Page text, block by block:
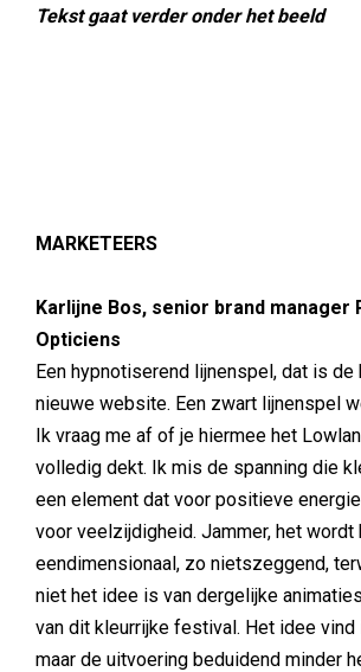
Tekst gaat verder onder het beeld
MARKETEERS
Karlijne Bos, senior brand manager
Opticiens
Een hypnotiserend lijnenspel, dat is
nieuwe website. Een zwart lijnenspel
Ik vraag me af of je hiermee het
volledig dekt. Ik mis de spanning die
een element dat voor positieve
voor veelzijdigheid. Jammer, het wordt
eendimensionaal, zo nietszeggend,
niet het idee is van dergelijke
van dit kleurrijke festival. Het idee
maar de uitvoering beduidend minder